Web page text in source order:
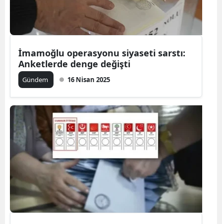
İmamoğlu operasyonu siyaseti sarstı:
Anketlerde denge değişti
Gündem 16 Nisan 2025